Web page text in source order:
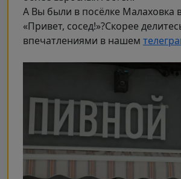
А Вы были в посёлке Малаховка
«Привет, сосед!»?Скорее
впечатлениями в нашем